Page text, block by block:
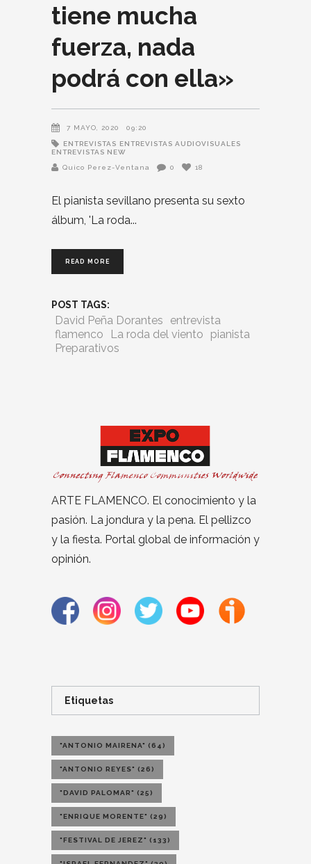
tiene mucha
fuerza, nada
podrá con ella»
7 MAYO, 2020 09:20
ENTREVISTAS ENTREVISTAS AUDIOVISUALES
ENTREVISTAS NEW
Quico Perez-Ventana
0 18
El pianista sevillano presenta su sexto
álbum, 'La roda
READ MORE
POST TAGS:
David Peña Dorantes
entrevista
flamenco
La roda del viento
pianista
Preparativos
ARTE FLAMENCO. El conocimiento y la
pasión. La jondura y la pena. El pellizco
y la fiesta. Portal global de información y
opinión.
Etiquetas
"ANTONIO MAIRENA" (64)
"ANTONIO REYES" (26)
"DAVID PALOMAR" (25)
"ENRIQUE MORENTE" (29)
"FESTIVAL DE JEREZ" (133)